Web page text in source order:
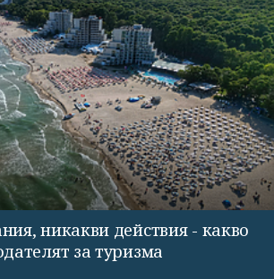
никакви действия - какво
за туризма